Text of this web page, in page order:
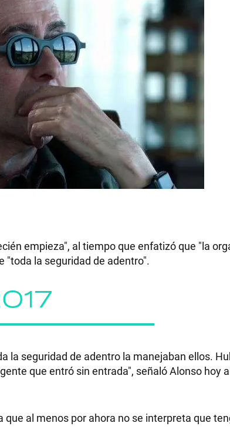
empieza", al tiempo que enfatizó que "la
"toda la seguridad de adentro".
la seguridad de adentro la manejaban ellos.
que entró sin entrada", señaló Alonso hoy
al menos por ahora no se interpreta que
RECETAS
HORÓSCOPO